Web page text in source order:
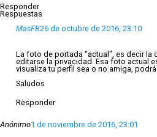
Responder
Respuestas
MasFB26 de octubre de 2016, 23:10
La foto de portada "actual", es decir la
editarse la privacidad. Esa foto actual
visualiza tu perfil sea o no amiga, podrá
Saludos
Responder
Anónimo1 de noviembre de 2016, 23:01